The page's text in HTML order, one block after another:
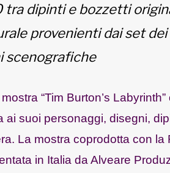
dipinti e bozzetti
provenienti dai set
scenografiche
“Tim Burton’s Labyrinth”
ai suoi personaggi, disegni,
La mostra coprodotta con la
in Italia da Alveare